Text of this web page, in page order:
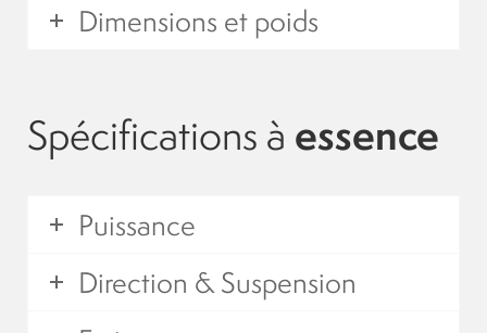
Dimensions et poids
Spécifications à essence
Puissance
Direction & Suspension